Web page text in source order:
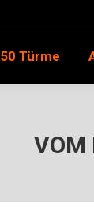
50 Türme
VOM